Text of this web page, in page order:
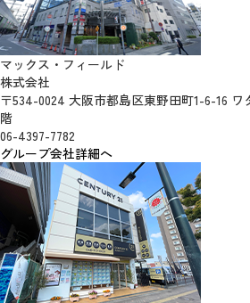
マックス・フィールド
株式会社
〒534-0024 大阪市都島区東野田町1-6-16 ワ
階
06-4397-7782
グループ会社詳細へ